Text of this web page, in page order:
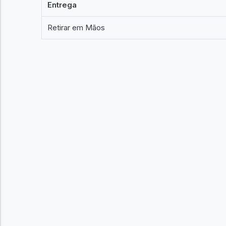
Entrega
Retirar em Mãos